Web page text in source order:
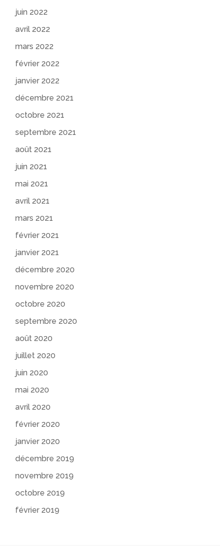
juin 2022
avril 2022
mars 2022
février 2022
janvier 2022
décembre 2021
octobre 2021
septembre 2021
août 2021
juin 2021
mai 2021
avril 2021
mars 2021
février 2021
janvier 2021
décembre 2020
novembre 2020
octobre 2020
septembre 2020
août 2020
juillet 2020
juin 2020
mai 2020
avril 2020
février 2020
janvier 2020
décembre 2019
novembre 2019
octobre 2019
février 2019